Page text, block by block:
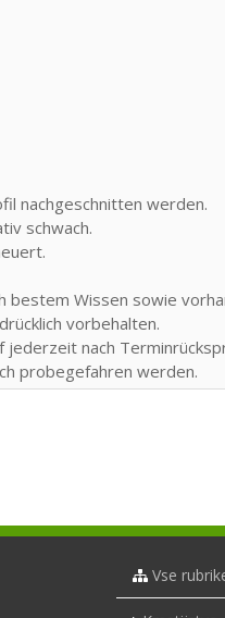
nachgeschnitten werden.
schwach.
bestem Wissen sowie
vorbehalten.
jederzeit nach
probegefahren werden.
Vse